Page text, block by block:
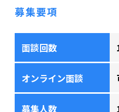
募集要項
面談回数
オンライン面談
募集人数